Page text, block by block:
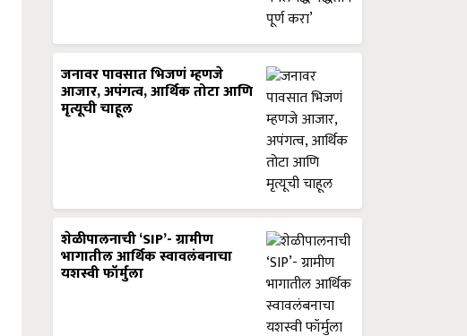
जनावर पावसात भिजणं म्हणजे
आजार, अपंगत्व, आर्थिक तोटा आणि
मृत्यूची चाहूल
शेळीपालनाची ‘SIP’- ग्रामीण
भागातील आर्थिक स्वावलंबनाचा
यशस्वी फॉर्मुला